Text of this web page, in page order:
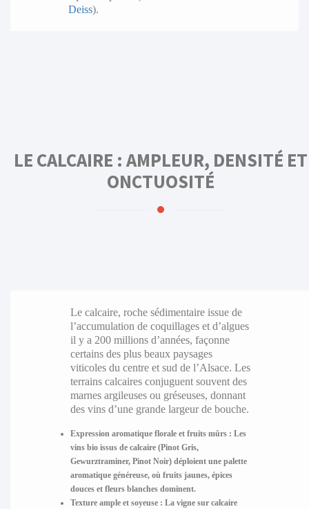
Deiss).
LE CALCAIRE : AMPLEUR, DENSITÉ ET
ONCTUOSITÉ
Le calcaire, roche sédimentaire issue de
l’accumulation de coquillages et d’algues
il y a 200 millions d’années, façonne
certains des plus beaux paysages
viticoles du centre et sud de l’Alsace. Les
terrains calcaires conjuguent souvent des
marnes argileuses ou gréseuses, donnant
des vins d’une grande largeur de bouche.
Expression aromatique florale et fruits mûrs : Les
vins bio issus de calcaire (Pinot Gris,
Gewurztraminer, Pinot Noir) déploient une palette
aromatique généreuse, où fruits jaunes, épices
douces et fleurs blanches dominent.
Texture ample et soyeuse : La vigne sur calcaire